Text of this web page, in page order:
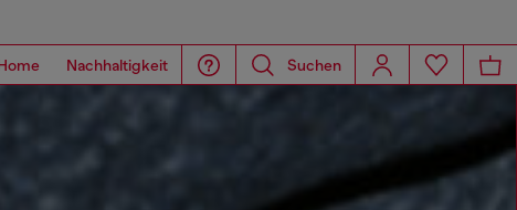
Nachhaltigkeit Suchen